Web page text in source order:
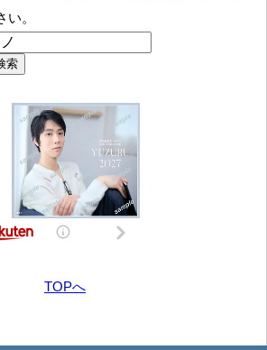
。
TOPへ